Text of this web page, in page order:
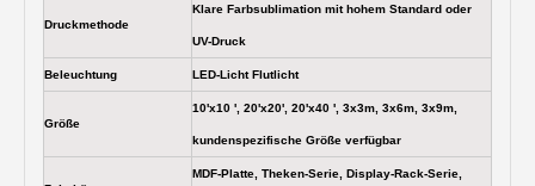
Druckmethode
Klare Farbsublimation mit hohem Standard oder
UV-Druck
Beleuchtung LED-Licht Flutlicht
Größe
10'x10 ', 20'x20', 20'x40 ', 3x3m, 3x6m, 3x9m,
kundenspezifische Größe verfügbar
MDF-Platte, Theken-Serie, Display-Rack-Serie,